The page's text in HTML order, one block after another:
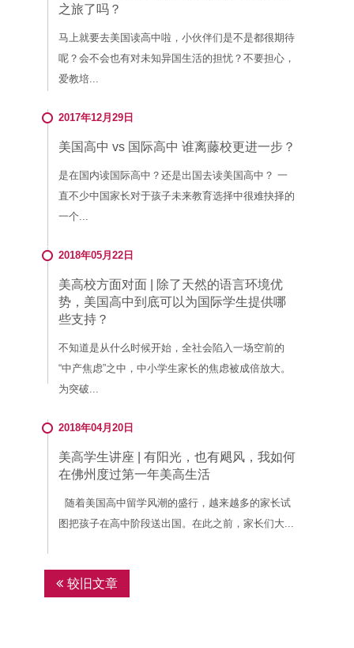
之旅了吗？
马上就要去美国读高中啦，小伙伴们是不是都很期待
呢？会不会也有对未知异国生活的担忧？不要担心，
爱教培...
2017年12月29日
美国高中 vs 国际高中 谁离藤校更进一步？
是在国内读国际高中？还是出国去读美国高中？ 一
直不少中国家长对于孩子未来教育选择中很难抉择的
一个...
2018年05月22日
美高校方面对面 | 除了天然的语言环境优
势，美国高中到底可以为国际学生提供哪
些支持？
不知道是从什么时候开始，全社会陷入一场空前的
“中产焦虑”之中，中小学生家长的焦虑被成倍放大。
为突破...
2018年04月20日
美高学生讲座 | 有阳光，也有飓风，我如何
在佛州度过第一年美高生活
随着美国高中留学风潮的盛行，越来越多的家长试
图把孩子在高中阶段送出国。在此之前，家长们大...
文
章 较旧文章